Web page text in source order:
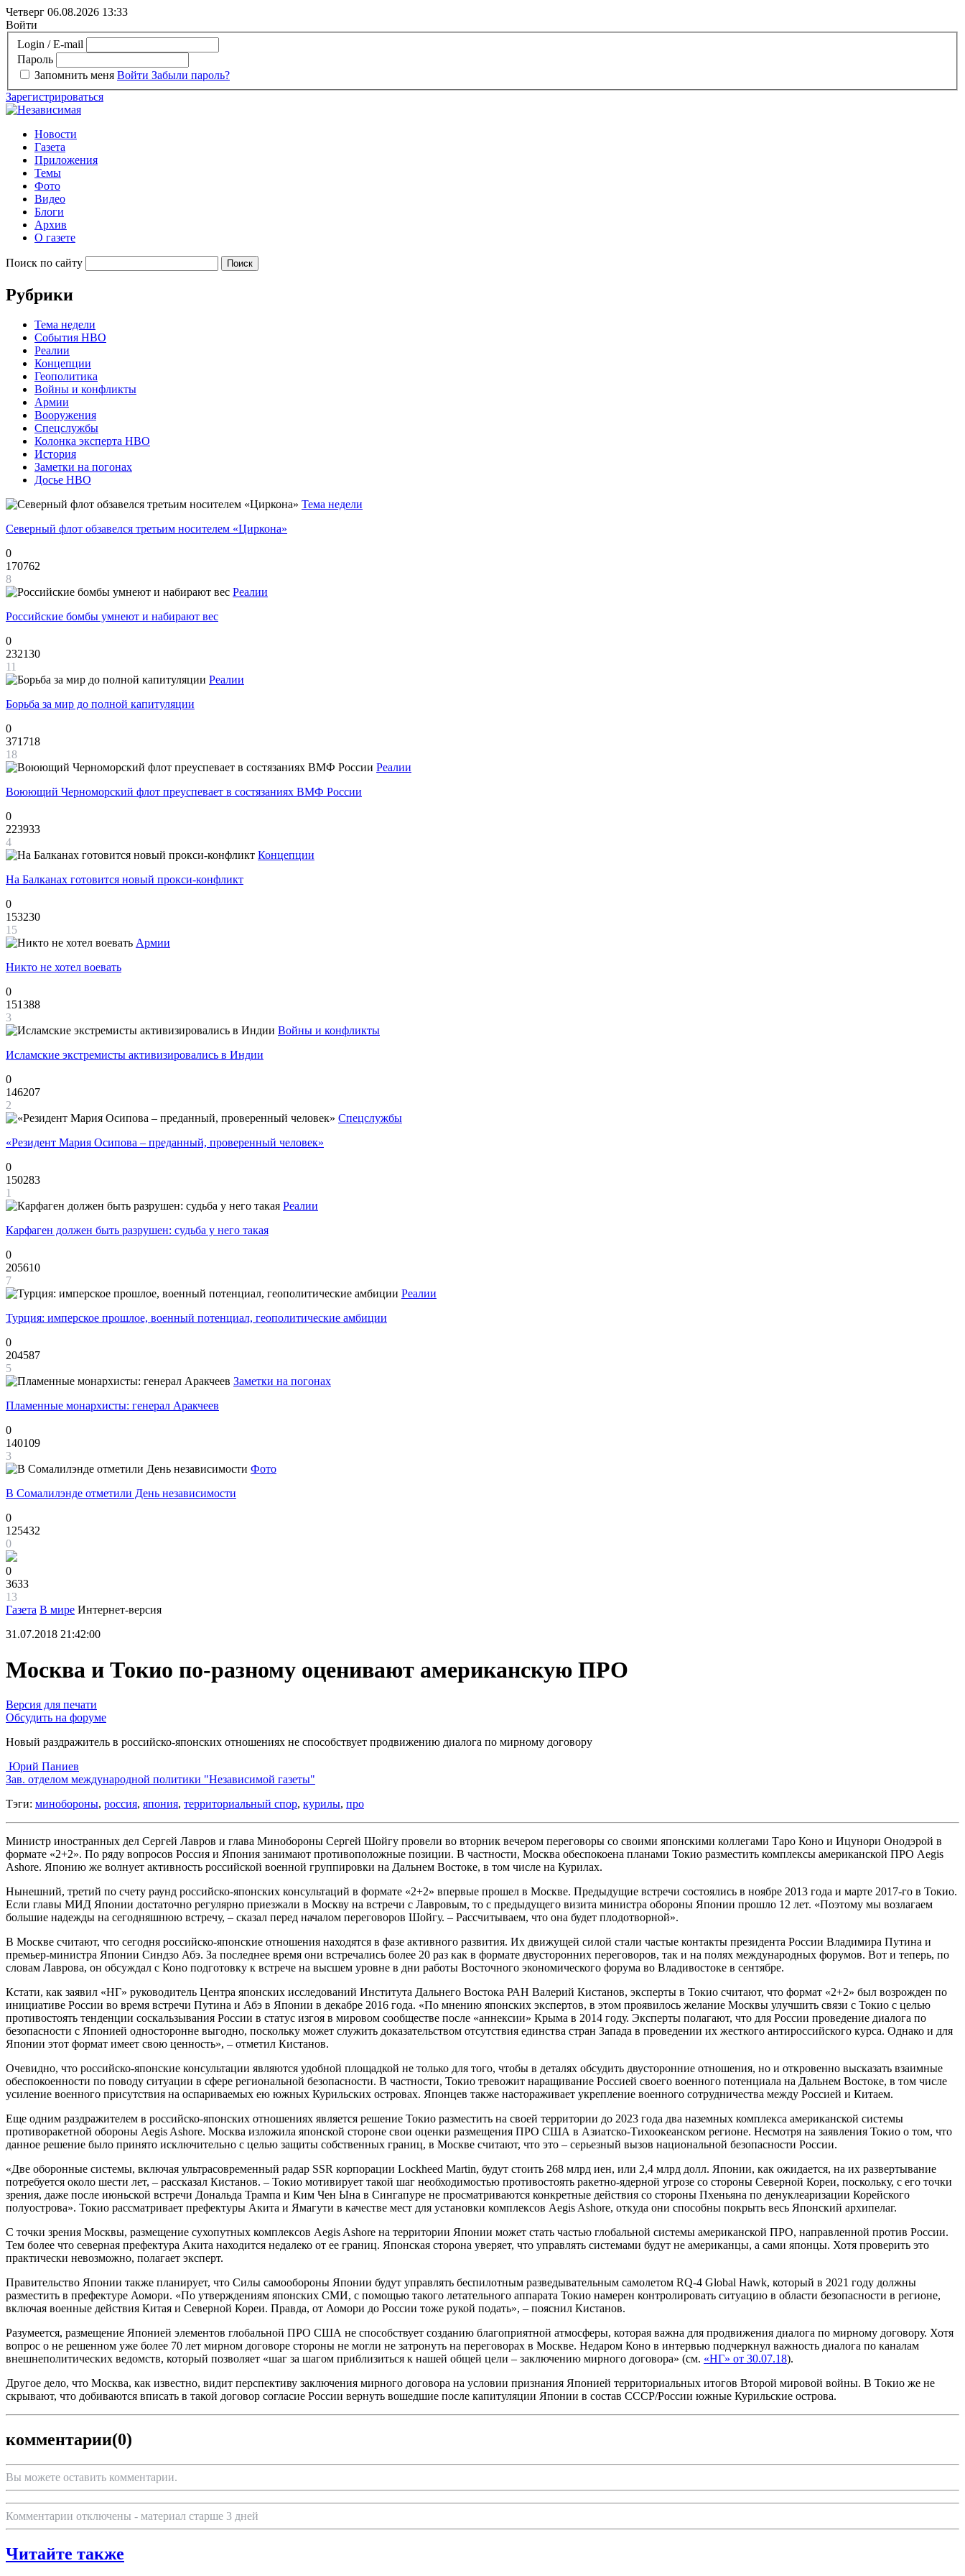
Четверг 06.08.2026 13:33
Войти
Login / E-mail
Пароль
Запомнить меня Войти Забыли пароль?
Зарегистрироваться
Новости
Газета
Приложения
Темы
Фото
Видео
Блоги
Архив
О газете
Поиск по сайту
Рубрики
Тема недели
События НВО
Реалии
Концепции
Геополитика
Войны и конфликты
Армии
Вооружения
Спецслужбы
Колонка эксперта НВО
История
Заметки на погонах
Досье НВО
Тема недели
Северный флот обзавелся третьим носителем «Циркона»
0
170762
8
Реалии
Российские бомбы умнеют и набирают вес
0
232130
11
Реалии
Борьба за мир до полной капитуляции
0
371718
18
Реалии
Воюющий Черноморский флот преуспевает в состязаниях ВМФ России
0
223933
4
Концепции
На Балканах готовится новый прокси-конфликт
0
153230
15
Армии
Никто не хотел воевать
0
151388
3
Войны и конфликты
Исламские экстремисты активизировались в Индии
0
146207
2
Спецслужбы
«Резидент Мария Осипова – преданный, проверенный человек»
0
150283
1
Реалии
Карфаген должен быть разрушен: судьба у него такая
0
205610
7
Реалии
Турция: имперское прошлое, военный потенциал, геополитические амбиции
0
204587
5
Заметки на погонах
Пламенные монархисты: генерал Аракчеев
0
140109
3
Фото
В Сомалилэнде отметили День независимости
0
125432
0
0
3633
13
Газета В мире Интернет-версия
31.07.2018 21:42:00
Москва и Токио по-разному оценивают американскую ПРО
Версия для печати
Обсудить на форуме
Новый раздражитель в российско-японских отношениях не способствует продвижению диалога по мирному договору
Юрий Паниев
Зав. отделом международной политики "Независимой газеты"
Тэги: минобороны, россия, япония, территориальный спор, курилы, про
Министр иностранных дел Сергей Лавров и глава Минобороны Сергей Шойгу провели во вторник вечером переговоры со своими японскими коллегами Таро Коно и Ицунори Онодэрой в
формате «2+2». По ряду вопросов Россия и Япония занимают противоположные позиции. В частности, Москва обеспокоена планами Токио разместить комплексы американской ПРО Aegis
Ashore. Японию же волнует активность российской военной группировки на Дальнем Востоке, в том числе на Курилах.
Нынешний, третий по счету раунд российско-японских консультаций в формате «2+2» впервые прошел в Москве. Предыдущие встречи состоялись в ноябре 2013 года и марте 2017-го в Токио.
Если главы МИД Японии достаточно регулярно приезжали в Москву на встречи с Лавровым, то с предыдущего визита министра обороны Японии прошло 12 лет. «Поэтому мы возлагаем
большие надежды на сегодняшнюю встречу, – сказал перед началом переговоров Шойгу. – Рассчитываем, что она будет плодотворной».
В Москве считают, что сегодня российско-японские отношения находятся в фазе активного развития. Их движущей силой стали частые контакты президента России Владимира Путина и
премьер-министра Японии Синдзо Абэ. За последнее время они встречались более 20 раз как в формате двусторонних переговоров, так и на полях международных форумов. Вот и теперь, по
словам Лаврова, он обсуждал с Коно подготовку к встрече на высшем уровне в дни работы Восточного экономического форума во Владивостоке в сентябре.
Кстати, как заявил «НГ» руководитель Центра японских исследований Института Дальнего Востока РАН Валерий Кистанов, эксперты в Токио считают, что формат «2+2» был возрожден по
инициативе России во время встречи Путина и Абэ в Японии в декабре 2016 года. «По мнению японских экспертов, в этом проявилось желание Москвы улучшить связи с Токио с целью
противостоять тенденции соскальзывания России в статус изгоя в мировом сообществе после «аннексии» Крыма в 2014 году. Эксперты полагают, что для России проведение диалога по
безопасности с Японией односторонне выгодно, поскольку может служить доказательством отсутствия единства стран Запада в проведении их жесткого антироссийского курса. Однако и для
Японии этот формат имеет свою ценность», – отметил Кистанов.
Очевидно, что российско-японские консультации являются удобной площадкой не только для того, чтобы в деталях обсудить двусторонние отношения, но и откровенно высказать взаимные
обеспокоенности по поводу ситуации в сфере региональной безопасности. В частности, Токио тревожит наращивание Россией своего военного потенциала на Дальнем Востоке, в том числе
усиление военного присутствия на оспариваемых ею южных Курильских островах. Японцев также настораживает укрепление военного сотрудничества между Россией и Китаем.
Еще одним раздражителем в российско-японских отношениях является решение Токио разместить на своей территории до 2023 года два наземных комплекса американской системы
противоракетной обороны Aegis Ashore. Москва изложила японской стороне свои оценки размещения ПРО США в Азиатско-Тихоокеанском регионе. Несмотря на заявления Токио о том, что
данное решение было принято исключительно с целью защиты собственных границ, в Москве считают, что это – серьезный вызов национальной безопасности России.
«Две оборонные системы, включая ультрасовременный радар SSR корпорации Lockheed Martin, будут стоить 268 млрд иен, или 2,4 млрд долл. Японии, как ожидается, на их развертывание
потребуется около шести лет, – рассказал Кистанов. – Токио мотивирует такой шаг необходимостью противостоять ракетно-ядерной угрозе со стороны Северной Кореи, поскольку, с его точки
зрения, даже после июньской встречи Дональда Трампа и Ким Чен Ына в Сингапуре не просматриваются конкретные действия со стороны Пхеньяна по денуклеаризации Корейского
полуострова». Токио рассматривает префектуры Акита и Ямагути в качестве мест для установки комплексов Aegis Ashore, откуда они способны покрыть весь Японский архипелаг.
С точки зрения Москвы, размещение сухопутных комплексов Aegis Ashore на территории Японии может стать частью глобальной системы американской ПРО, направленной против России.
Тем более что северная префектура Акита находится недалеко от ее границ. Японская сторона уверяет, что управлять системами будут не американцы, а сами японцы. Хотя проверить это
практически невозможно, полагает эксперт.
Правительство Японии также планирует, что Силы самообороны Японии будут управлять беспилотным разведывательным самолетом RQ-4 Global Hawk, который в 2021 году должны
разместить в префектуре Аомори. «По утверждениям японских СМИ, с помощью такого летательного аппарата Токио намерен контролировать ситуацию в области безопасности в регионе,
включая военные действия Китая и Северной Кореи. Правда, от Аомори до России тоже рукой подать», – пояснил Кистанов.
Разумеется, размещение Японией элементов глобальной ПРО США не способствует созданию благоприятной атмосферы, которая важна для продвижения диалога по мирному договору. Хотя
вопрос о не решенном уже более 70 лет мирном договоре стороны не могли не затронуть на переговорах в Москве. Недаром Коно в интервью подчеркнул важность диалога по каналам
внешнеполитических ведомств, который позволяет «шаг за шагом приблизиться к нашей общей цели – заключению мирного договора» (см. «НГ» от 30.07.18).
Другое дело, что Москва, как известно, видит перспективу заключения мирного договора на условии признания Японией территориальных итогов Второй мировой войны. В Токио же не
скрывают, что добиваются вписать в такой договор согласие России вернуть вошедшие после капитуляции Японии в состав СССР/России южные Курильские острова.
комментарии(0)
Вы можете оставить комментарии.
Комментарии отключены - материал старше 3 дней
Читайте также